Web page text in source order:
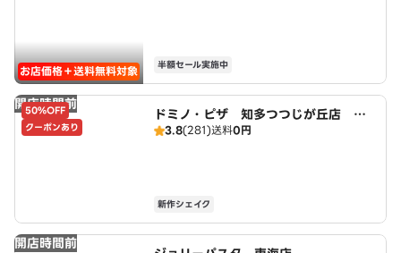
お店価格＋送料無料対象 半額セール実施中
開店時間前
50%OFF
クーポンあり
ドミノ・ピザ 知多つつじが丘店 Do
mino's
3.8(281)送料0円
新作シェイク
開店時間前